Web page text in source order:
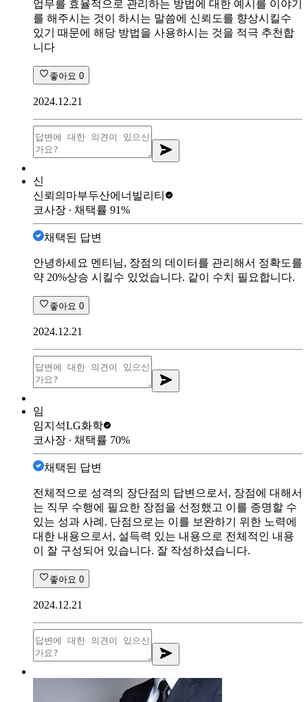
업무를 효율적으로 관리하는 방법에 대한 예시를 이야기
를 해주시는 것이 하시는 말씀에 신뢰도를 향상시킬수
있기 때문에 해당 방법을 사용하시는 것을 적극 추천합
니다
좋아요 0
2024.12.21
신
신뢰의마부두산에너빌리티
코사장 ∙ 채택률 91%
채택된 답변
안녕하세요 멘티님, 장점의 데이터를 관리해서 정확도를
약 20%상승 시킬수 있었습니다. 같이 수치 필요합니다.
좋아요 0
2024.12.21
임
임지석LG화학
코사장 ∙ 채택률 70%
채택된 답변
전체적으로 성격의 장단점의 답변으로서, 장점에 대해서
는 직무 수행에 필요한 장점을 선정했고 이를 증명할 수
있는 성과 사례. 단점으로는 이를 보완하기 위한 노력에
대한 내용으로서, 설득력 있는 내용으로 전체적인 내용
이 잘 구성되어 있습니다. 잘 작성하셨습니다.
좋아요 0
2024.12.21